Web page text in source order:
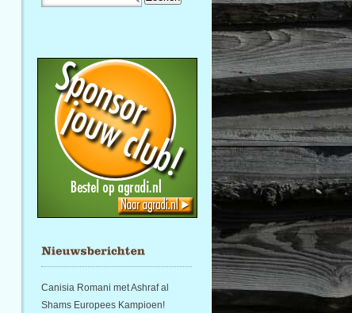
Canisia Romani met Ashraf al
Shams Europees Kampioen!